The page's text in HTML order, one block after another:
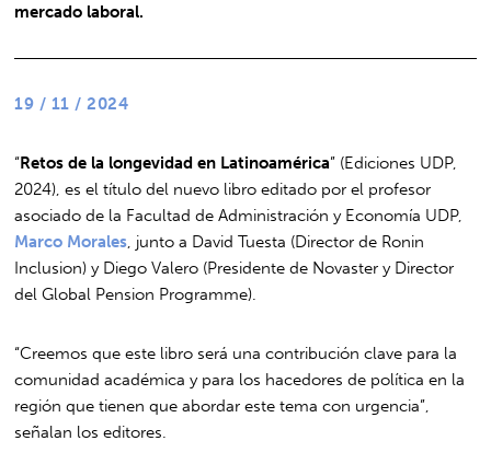
mercado laboral.
19 / 11 / 2024
“Retos de la longevidad en Latinoamérica” (Ediciones UDP,
2024), es el título del nuevo libro editado por el profesor
asociado de la Facultad de Administración y Economía UDP,
Marco Morales , junto a David Tuesta (Director de Ronin
Inclusion) y Diego Valero (Presidente de Novaster y Director
del Global Pension Programme).
“Creemos que este libro será una contribución clave para la
comunidad académica y para los hacedores de política en la
región que tienen que abordar este tema con urgencia”,
señalan los editores.